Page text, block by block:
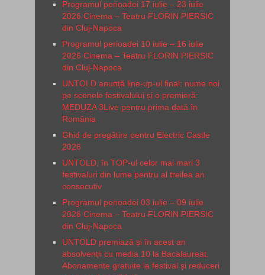
Programul perioadei 17 iulie – 23 iulie
2026 Cinema – Teatru FLORIN PIERSIC
din Cluj-Napoca
Programul perioadei 10 iulie – 16 iulie
2026 Cinema – Teatru FLORIN PIERSIC
din Cluj-Napoca
UNTOLD anunță line-up-ul final: nume noi
pe scenele festivalului și o premieră:
MEDUZA 3Live pentru prima dată în
România
Ghid de pregătire pentru Electric Castle
2026
UNTOLD, în TOP-ul celor mai mari 3
festivaluri din lume pentru al treilea an
consecutiv
Programul perioadei 03 iulie – 09 iulie
2026 Cinema – Teatru FLORIN PIERSIC
din Cluj-Napoca
UNTOLD premiază și în acest an
absolvenții cu media 10 la Bacalaureat.
Abonamente gratuite la festival și reduceri